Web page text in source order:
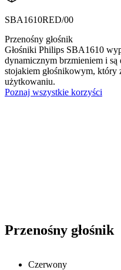
SBA1610RED/00
Przenośny głośnik
Głośniki Philips SBA1610
dynamicznym brzmieniem i są
stojakiem głośnikowym,
użytkowaniu.
Poznaj wszystkie korzyści
Przenośny głośnik
Czerwony